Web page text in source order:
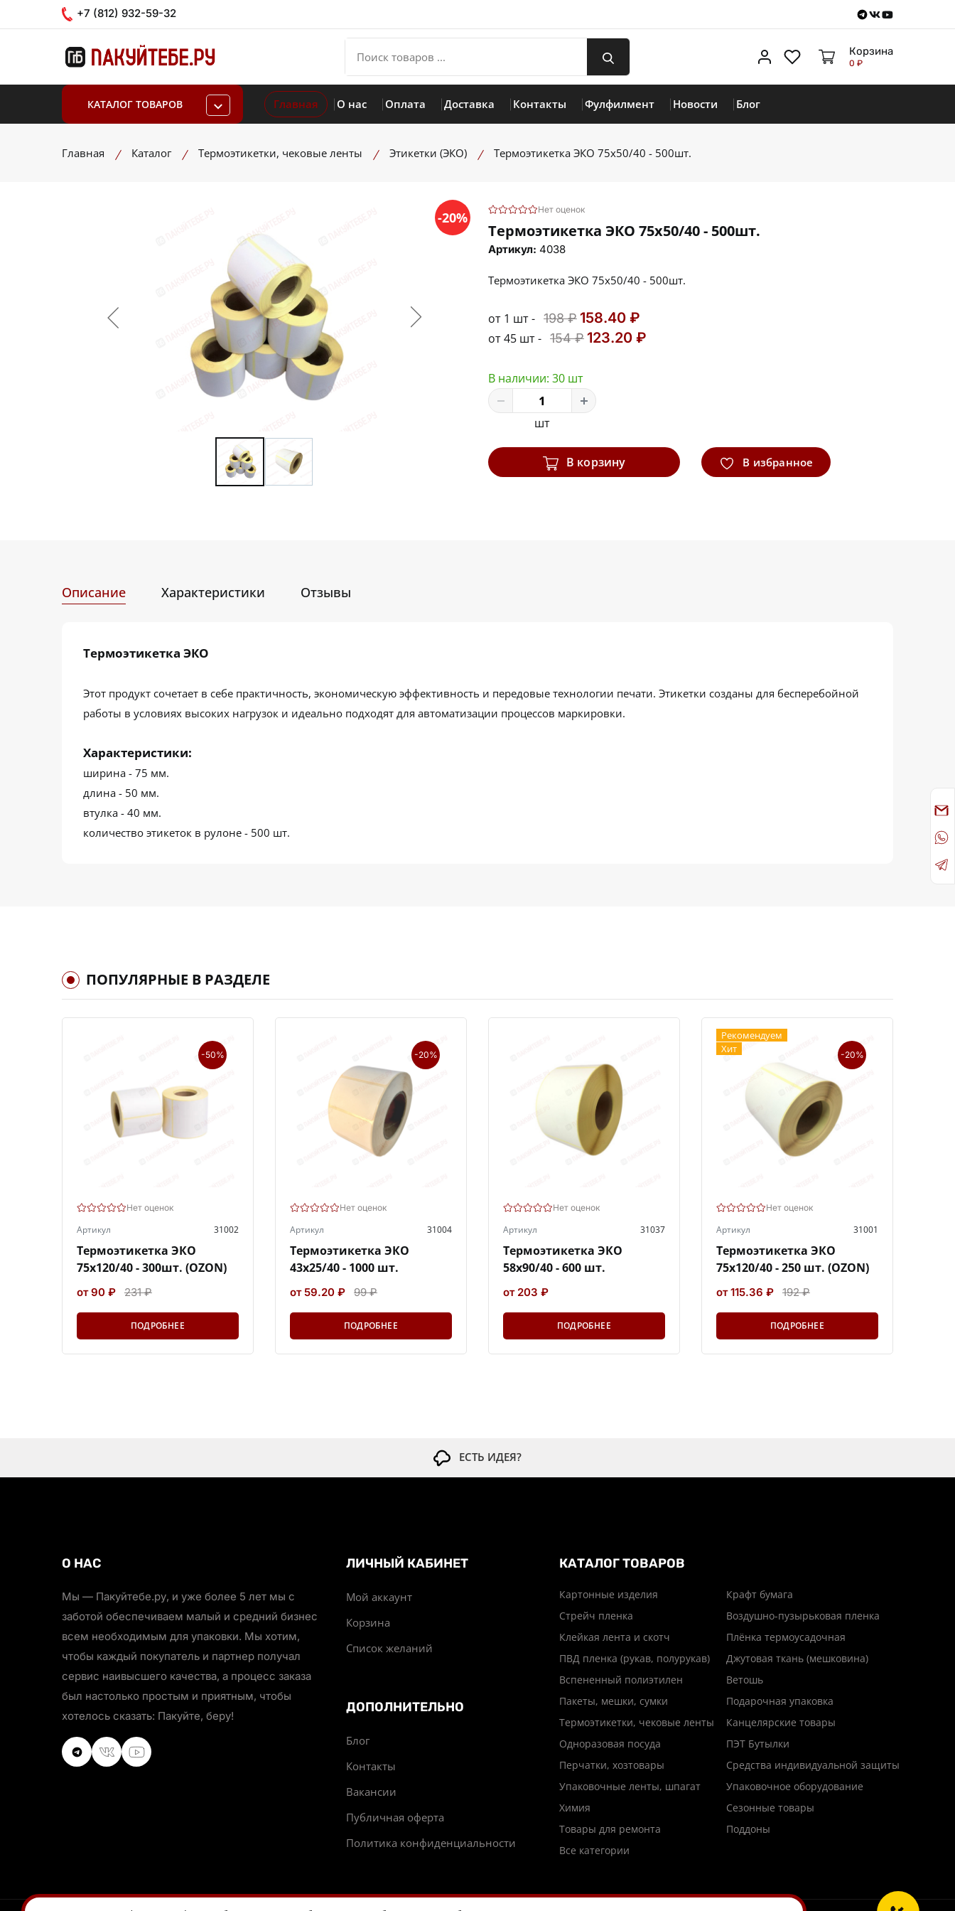
+7 (812) 932-59-32 Telegram
VKontakte
Youtube
Личный кабинет
ИзбранноеКорзина
0 ₽
КАТАЛОГ ТОВАРОВ Главная О нас Оплата Доставка Контакты Фулфилмент Новости Блог
Главная Каталог Термоэтикетки, чековые ленты Этикетки (ЭКО) Термоэтикетка ЭКО 75х50/40 - 500шт.
-20% Нет оценок
Термоэтикетка ЭКО 75х50/40 - 500шт.
Артикул: 4038
Термоэтикетка ЭКО 75х50/40 - 500шт.
от 1 шт - 198 ₽ 158.40 ₽
от 45 шт - 154 ₽ 123.20 ₽
В наличии: 30 шт
шт
В корзину В избранное
Описание Характеристики Отзывы
Термоэтикетка ЭКО
Этот продукт сочетает в себе практичность, экономическую эффективность и передовые технологии печати. Этикетки созданы для бесперебойной
работы в условиях высоких нагрузок и идеально подходят для автоматизации процессов маркировки.
Характеристики:
ширина - 75 мм.
длина - 50 мм.
втулка - 40 мм.
количество этикеток в рулоне - 500 шт.
ПОПУЛЯРНЫЕ В РАЗДЕЛЕ
-50%
Нет оценок
Артикул 31002
Термоэтикетка ЭКО
75х120/40 - 300шт. (OZON)
от 90 ₽ 231 ₽
ПОДРОБНЕЕ
-20%
Нет оценок
Артикул 31004
Термоэтикетка ЭКО
43х25/40 - 1000 шт.
от 59.20 ₽ 99 ₽
ПОДРОБНЕЕ
Нет оценок
Артикул 31037
Термоэтикетка ЭКО
58х90/40 - 600 шт.
от 203 ₽
ПОДРОБНЕЕ
-20%
Рекомендуем
Хит
Нет оценок
Артикул 31001
Термоэтикетка ЭКО
75х120/40 - 250 шт. (OZON)
от 115.36 ₽ 192 ₽
ПОДРОБНЕЕ
ЕСТЬ ИДЕЯ?
О НАС
Мы — Пакуйтебе.ру, и уже более 5 лет мы с
заботой обеспечиваем малый и средний бизнес
всем необходимым для упаковки. Мы хотим,
чтобы каждый покупатель и партнер получал
сервис наивысшего качества, а процесс заказа
был настолько простым и приятным, чтобы
хотелось сказать: Пакуйте, беру!
VKontakteVKontakteYoutube
ЛИЧНЫЙ КАБИНЕТ
Мой аккаунт
Корзина
Список желаний
ДОПОЛНИТЕЛЬНО
Блог
Контакты
Вакансии
Публичная оферта
Политика конфиденциальности
КАТАЛОГ ТОВАРОВ
Картонные изделия
Крафт бумага
Стрейч пленка
Воздушно-пузырьковая пленка
Клейкая лента и скотч
Плёнка термоусадочная
ПВД пленка (рукав, полурукав)
Джутовая ткань (мешковина)
Вспененный полиэтилен
Ветошь
Пакеты, мешки, сумки
Подарочная упаковка
Термоэтикетки, чековые ленты
Канцелярские товары
Одноразовая посуда
ПЭТ Бутылки
Перчатки, хозтовары
Средства индивидуальной защиты
Упаковочные ленты, шпагат
Упаковочное оборудование
Химия
Сезонные товары
Товары для ремонта
Поддоны
Все категории